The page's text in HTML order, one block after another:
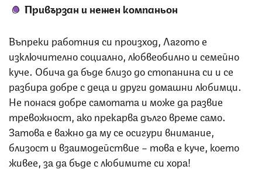
Привързан и нежен компаньон
Въпреки работния си произход, Лагото е
изключително социално, любвеобилно и семейно
куче. Обича да бъде близо до стопанина си и се
разбира добре с деца и други домашни любимци.
Не понася добре самотата и може да развие
тревожност, ако прекарва дълго време само.
Затова е важно да му се осигури внимание,
близост и взаимодействие – това е куче, което
живее, за да бъде с любимите си хора!